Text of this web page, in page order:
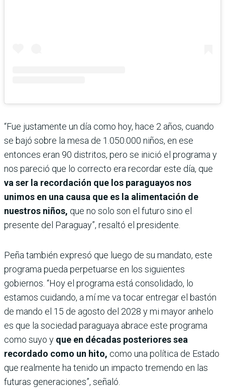
“Fue justamente un día como hoy, hace 2 años, cuando
se bajó sobre la mesa de 1.050.000 niños, en ese
entonces eran 90 distritos, pero se inició el programa y
nos pareció que lo correcto era recordar este día, que
va ser la recordación que los paraguayos nos
unimos en una causa que es la alimentación de
nuestros niños, que no solo son el futuro sino el
presente del Paraguay”, resaltó el presidente.
Peña también expresó que luego de su mandato, este
programa pueda perpetuarse en los siguientes
gobiernos. “Hoy el programa está consolidado, lo
estamos cuidando, a mí me va tocar entregar el bastón
de mando el 15 de agosto del 2028 y mi mayor anhelo
es que la sociedad paraguaya abrace este programa
como suyo y que en décadas posteriores sea
recordado como un hito, como una política de Estado
que realmente ha tenido un impacto tremendo en las
futuras generaciones”, señaló.